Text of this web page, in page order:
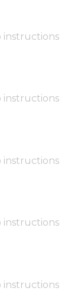
instructions
instructions
instructions
instructions
instructions